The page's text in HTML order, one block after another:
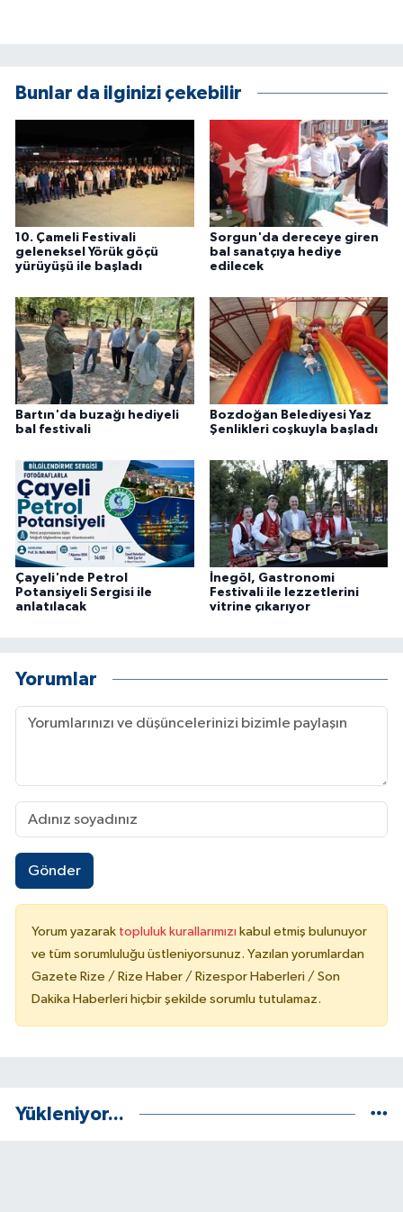
Bunlar da ilginizi çekebilir
10. Çameli Festivali
geleneksel Yörük göçü
yürüyüşü ile başladı
Sorgun'da dereceye giren
bal sanatçıya hediye
edilecek
Bartın'da buzağı hediyeli
bal festivali
Bozdoğan Belediyesi Yaz
Şenlikleri coşkuyla başladı
Çayeli'nde Petrol
Potansiyeli Sergisi ile
anlatılacak
İnegöl, Gastronomi
Festivali ile lezzetlerini
vitrine çıkarıyor
Yorumlar
Gönder
Yorum yazarak topluluk kurallarımızı kabul etmiş bulunuyor
ve tüm sorumluluğu üstleniyorsunuz. Yazılan yorumlardan
Gazete Rize / Rize Haber / Rizespor Haberleri / Son
Dakika Haberleri hiçbir şekilde sorumlu tutulamaz.
Yükleniyor...